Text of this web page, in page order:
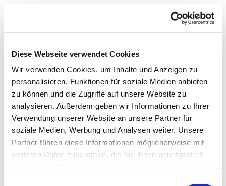
Diese Webseite verwendet Cookies
Wir verwenden Cookies, um Inhalte und Anzeigen zu
personalisieren, Funktionen für soziale Medien anbieten
zu können und die Zugriffe auf unsere Website zu
analysieren. Außerdem geben wir Informationen zu Ihrer
Verwendung unserer Website an unsere Partner für
soziale Medien, Werbung und Analysen weiter. Unsere
Partner führen diese Informationen möglicherweise mit
weiteren Daten zusammen, die Sie ihnen bereitgestellt